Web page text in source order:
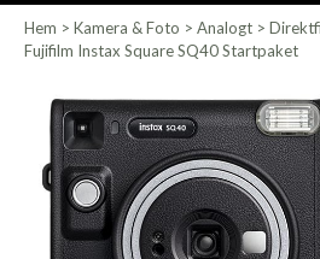
Hem > Kamera & Foto > Analogt >
Fujifilm Instax Square SQ40 Startpaket